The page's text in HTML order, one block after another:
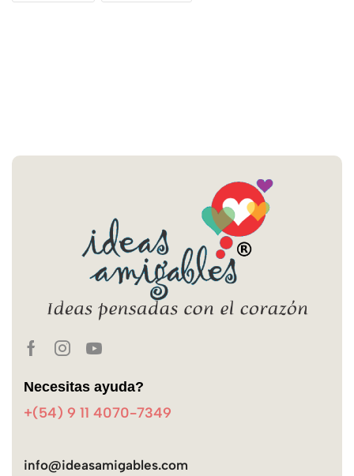
Necesitas ayuda?
+(54) 9 11 4070-7349
info@ideasamigables.com